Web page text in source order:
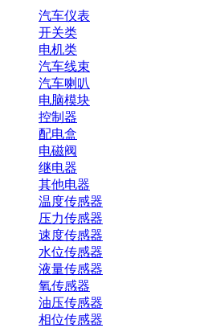
汽车仪表
开关类
电机类
汽车线束
汽车喇叭
电脑模块
控制器
配电盒
电磁阀
继电器
其他电器
温度传感器
压力传感器
速度传感器
水位传感器
液量传感器
氧传感器
油压传感器
相位传感器